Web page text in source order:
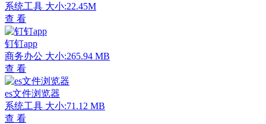
系统工具 大小:22.45M
查 看
钉钉app
商务办公 大小:265.94 MB
查 看
es文件浏览器
系统工具 大小:71.12 MB
查 看